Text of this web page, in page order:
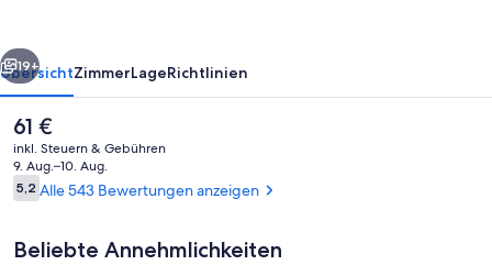
Weiter
19+
ÜbersichtZimmerLageRichtlinien
Der
aktuelle
Preis
beträgt
61 €.
61 €
inkl. Steuern & Gebühren
9. Aug.–10. Aug.
Bewertungen
5,25,2 von 10.
Alle 543 Bewertungen anzeigen
Beliebte Annehmlichkeiten